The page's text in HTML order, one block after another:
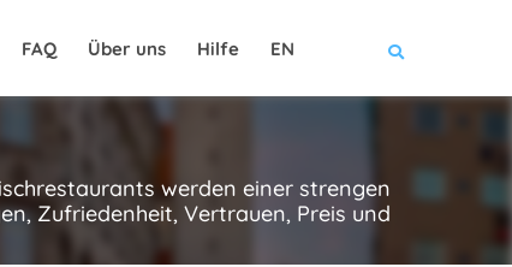
FAQ Über uns Hilfe EN
werden einer strengen
Zufriedenheit, Vertrauen, Preis und